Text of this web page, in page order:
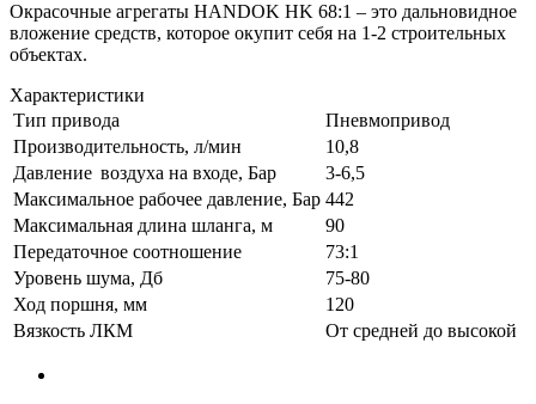
Окрасочные агрегаты HANDOK HK 68:1 – это дальновидное
вложение средств, которое окупит себя на 1-2 строительных
объектах.
Характеристики
Тип привода
Пневмопривод
Производительность, л/мин
10,8
Давление воздуха на входе, Бар
3-6,5
Максимальное рабочее давление, Бар 442
Максимальная длина шланга, м
90
Передаточное соотношение
73:1
Уровень шума, Дб
75-80
Ход поршня, мм
120
Вязкость ЛКМ
От средней до высокой